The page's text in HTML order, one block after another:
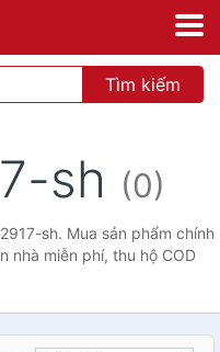
Tìm kiếm
sh (0)
sh. Mua sản phẩm chính
nhà miễn phí, thu hộ COD